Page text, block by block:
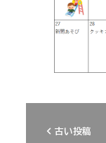
古い投稿